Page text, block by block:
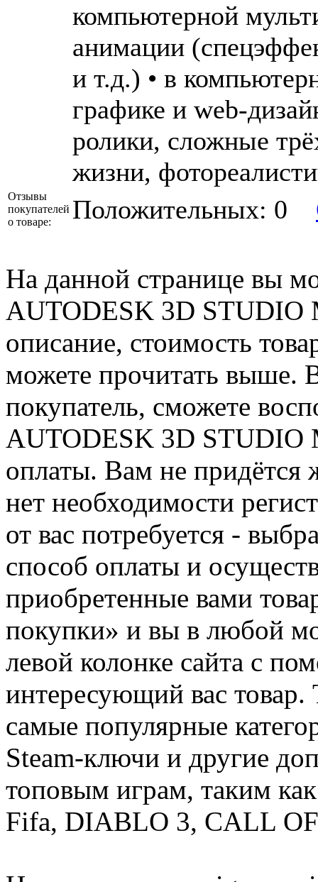
компьютерной
анимации
и т.д.) • в
графике и web-
ролики, сложные
жизни,
Отзывы
покупателей
о товаре:
Положительных: 0
На данной странице вы
AUTODESK 3D STUDIO
описание, стоимость
можете прочитать выше.
покупатель, сможете
AUTODESK 3D STUDIO
оплаты. Вам не придётся
нет необходимости
от вас потребуется -
способ оплаты и
приобретенные вами
покупки» и вы в любой
левой колонке сайта с
интересующий вас
самые популярные
Steam-ключи и другие
топовым играм, таким
Fifa, DIABLO 3, CALL